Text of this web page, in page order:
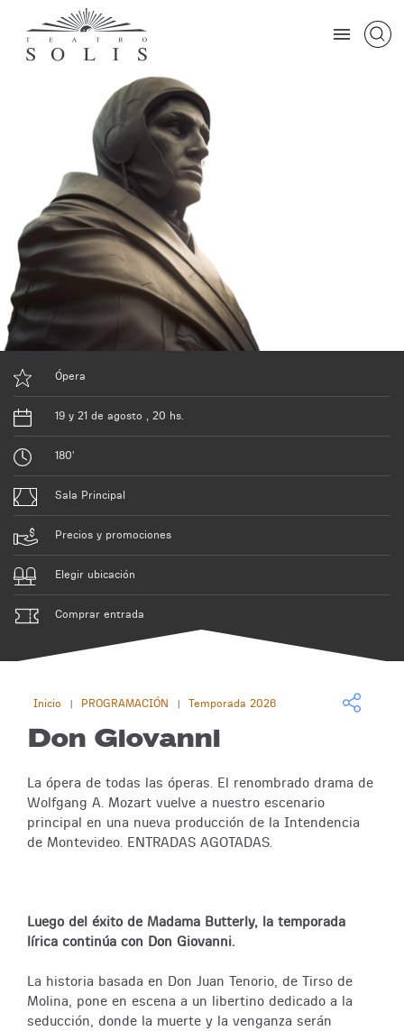
Ópera
19 y 21 de agosto , 20 hs.
180'
Sala Principal
Precios y promociones
Elegir ubicación
Comprar entrada
Inicio PROGRAMACIÓN Temporada 2026
Don Giovanni
La ópera de todas las óperas. El renombrado drama de
Wolfgang A. Mozart vuelve a nuestro escenario
principal en una nueva producción de la Intendencia
de Montevideo. ENTRADAS AGOTADAS.
Luego del éxito de Madama Butterly, la temporada
lírica continúa con Don Giovanni.
La historia basada en Don Juan Tenorio, de Tirso de
Molina, pone en escena a un libertino dedicado a la
seducción, donde la muerte y la venganza serán